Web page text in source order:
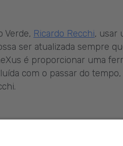
Verde, Ricardo Recchi, usar
ser atualizada sempre
é proporcionar uma
com o passar do